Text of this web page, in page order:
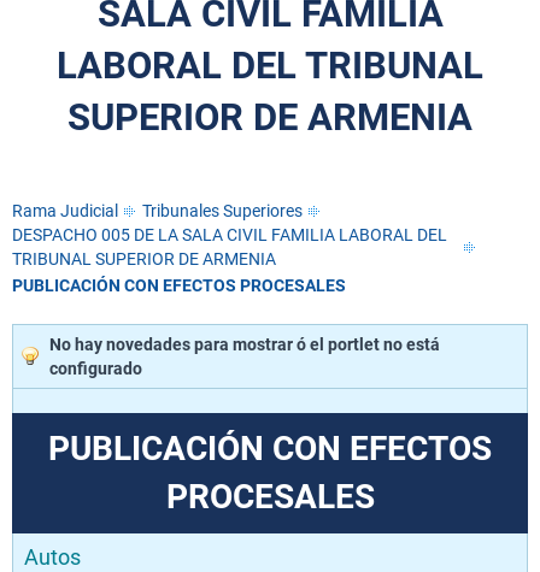
SALA CIVIL FAMILIA
LABORAL DEL TRIBUNAL
SUPERIOR DE ARMENIA
Rama Judicial
Tribunales Superiores
DESPACHO 005 DE LA SALA CIVIL FAMILIA LABORAL DEL
TRIBUNAL SUPERIOR DE ARMENIA
PUBLICACIÓN CON EFECTOS PROCESALES
No hay novedades para mostrar ó el portlet no está
configurado
PUBLICACIÓN CON EFECTOS
PROCESALES
Autos